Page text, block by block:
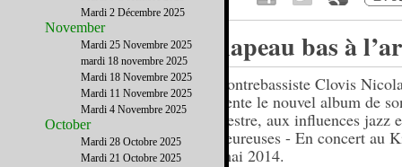
Chapeau bas à
Le contrebassiste Clovis
présente le nouvel album de
orchestre, aux influences jazz
chaleureuses - En concert au
15 mai 2014.
Mardi 2 Décembre 2025
November
Mardi 25 Novembre 2025
mardi 18 novembre 2025
Mardi 18 Novembre 2025
Mardi 11 Novembre 2025
Mardi 4 Novembre 2025
October
Mardi 28 Octobre 2025
Mardi 21 Octobre 2025